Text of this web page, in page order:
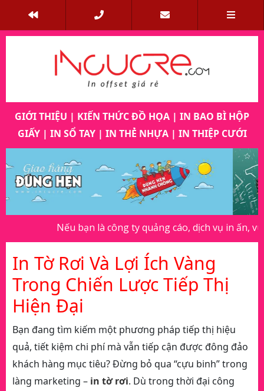
GIỚI THIỆU | KIẾN THỨC ĐỒ HỌA | IN BAO BÌ HỘP
GIẤY| IN SỔ TAY| IN THẺ NHỰA| IN THIỆP CƯỚI
Previous Next
Nếu bạn là công ty quảng cáo, dịch vụ in ấn, vui
In Tờ Rơi Và Lợi Ích Vàng
Trong Chiến Lược Tiếp Thị
Hiện Đại
Bạn đang tìm kiếm một phương pháp tiếp thị hiệu
quả, tiết kiệm chi phí mà vẫn tiếp cận được đông đảo
khách hàng mục tiêu? Đừng bỏ qua “cựu binh” trong
làng marketing – in tờ rơi. Dù trong thời đại công